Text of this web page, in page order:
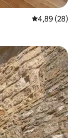
Évaluation
4,89 (28)